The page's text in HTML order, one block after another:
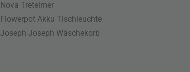
Nova Treteimer
Flowerpot Akku Tischleuchte
Joseph Joseph Wäschekorb